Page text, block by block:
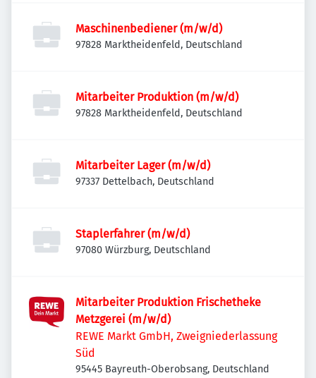
Maschinenbediener (m/w/d)
97828 Marktheidenfeld, Deutschland
Mitarbeiter Produktion (m/w/d)
97828 Marktheidenfeld, Deutschland
Mitarbeiter Lager (m/w/d)
97337 Dettelbach, Deutschland
Staplerfahrer (m/w/d)
97080 Würzburg, Deutschland
Mitarbeiter Produktion Frischetheke
Metzgerei (m/w/d)
REWE Markt GmbH, Zweigniederlassung
Süd
95445 Bayreuth-Oberobsang, Deutschland